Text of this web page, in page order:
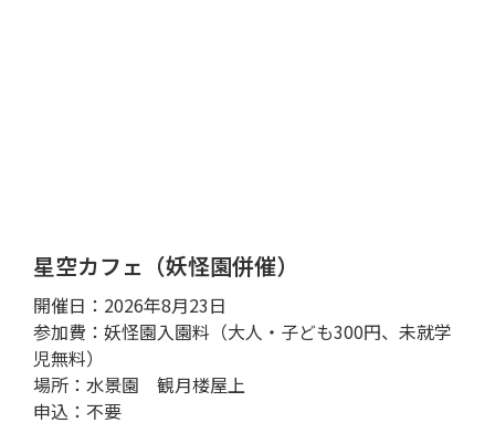
星空カフェ（妖怪園併催）
開催日：2026年8月23日
参加費：妖怪園入園料（大人・子ども300円、未就学
児無料）
場所：水景園 観月楼屋上
申込：不要